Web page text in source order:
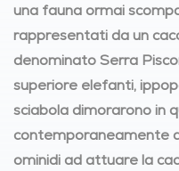
una fauna ormai
rappresentati da un
denominato Serra
superiore elefanti,
sciabola dimorarono in
contemporaneamente
ominidi ad attuare la